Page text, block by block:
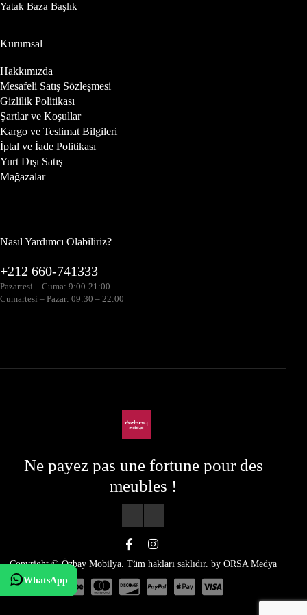
Yatak Baza Başlık
Kurumsal
Hakkımızda
Mesafeli Satış Sözleşmesi
Gizlilik Politikası
Şartlar ve Koşullar
Kargo ve Teslimat Bilgileri
İptal ve İade Politikası
Yurt Dışı Satış
Mağazalar
Nasıl Yardımcı Olabiliriz?
+212 660-741333
Pazartesi – Cuma: 9:00-21:00
Cumartesi – Pazar: 09:30 – 22:00
Ne payez pas une fortune pour des
meubles !
Copyright © Özbay Mobilya. Tüm hakları saklıdır. by ORSA Medya
WhatsApp